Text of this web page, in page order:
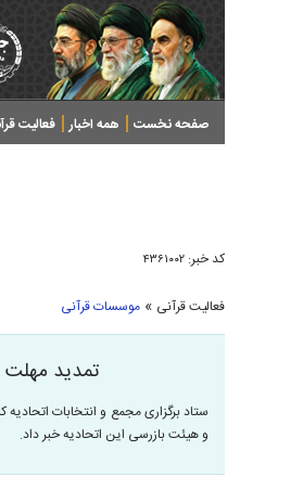
صفحه نخست همه اخبار فعالیت
کد خبر: ۴۳۶۱۰۰۲
فعالیت قرآنی » موسسات قرآنی
تمدید مهلت
ستاد برگزاری مجمع و انتخابات
و هیئت بازرسی این اتحادیه خبر داد.